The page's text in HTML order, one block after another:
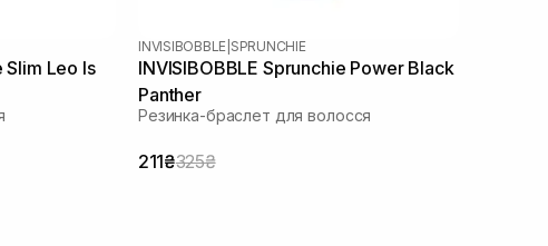
Slim Leo Is
INVISIBOBBLE SPRUNCHIE
INVISIBOBBLE Sprunchie Power Black
Panther
Резинка-браслет для волосся
211₴325₴